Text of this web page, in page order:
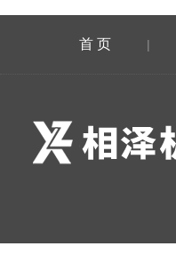
首 页 |